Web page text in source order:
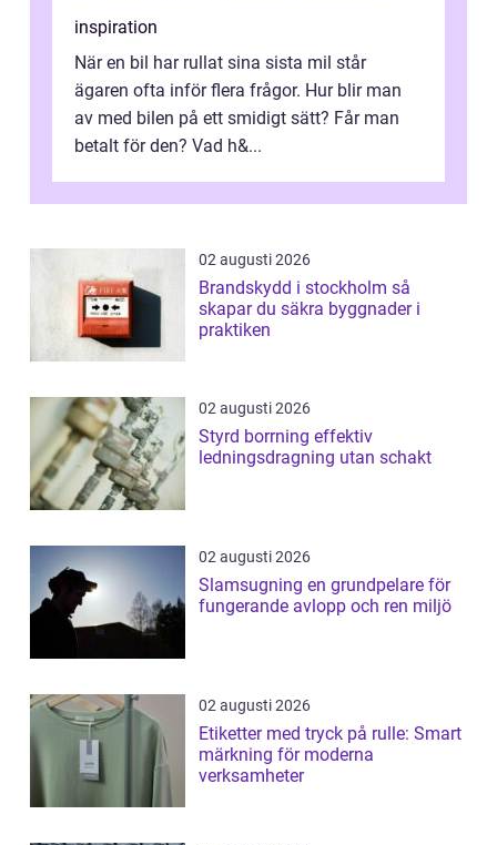
inspiration
När en bil har rullat sina sista mil står
ägaren ofta inför flera frågor. Hur blir man
av med bilen på ett smidigt sätt? Får man
betalt för den? Vad h&...
02 augusti 2026
Brandskydd i stockholm så
skapar du säkra byggnader i
praktiken
02 augusti 2026
Styrd borrning effektiv
ledningsdragning utan schakt
02 augusti 2026
Slamsugning en grundpelare för
fungerande avlopp och ren miljö
02 augusti 2026
Etiketter med tryck på rulle: Smart
märkning för moderna
verksamheter